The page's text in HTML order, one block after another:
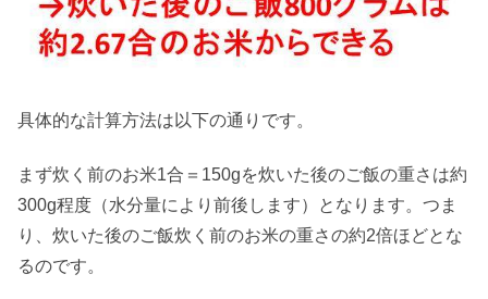
具体的な計算方法は以下の通りです。
まず炊く前のお米1合＝150gを炊いた後のご飯の重さは約
300g程度（水分量により前後します）となります。つま
り、炊いた後のご飯炊く前のお米の重さの約2倍ほどとな
るのです。